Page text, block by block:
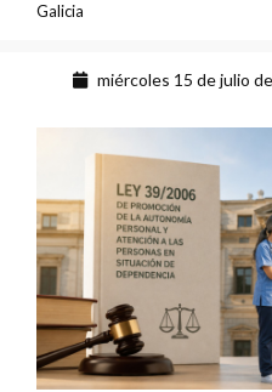
Galicia
miércoles 15 de julio